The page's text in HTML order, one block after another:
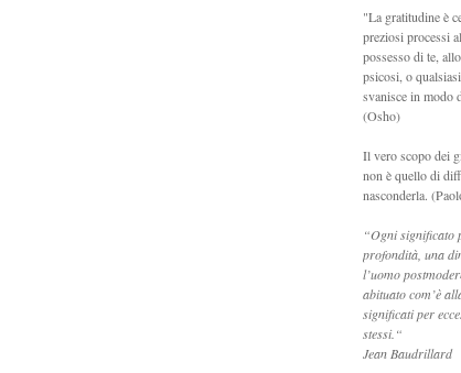
"La gratitudine è
preziosi processi
possesso di te,
psicosi, o
svanisce in modo
(Osho)
Il vero scopo dei
non è quello di
nasconderla.
“Ogni significato
profondità, una
l’uomo
abituato com’è
significati per
stessi.“
Jean Baudrillard